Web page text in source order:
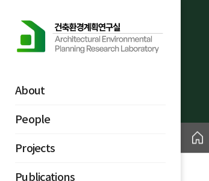
About
People
Projects
Publications